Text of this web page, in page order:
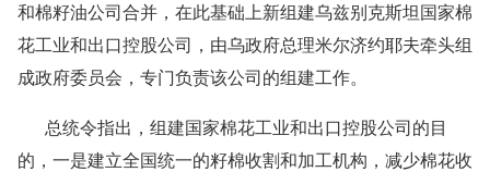
和棉籽油公司合并，在此基础上新组建乌兹别克斯坦国家棉
花工业和出口控股公司，由乌政府总理米尔济约耶夫牵头组
成政府委员会，专门负责该公司的组建工作。
总统令指出，组建国家棉花工业和出口控股公司的目
的，一是建立全国统一的籽棉收割和加工机构，减少棉花收